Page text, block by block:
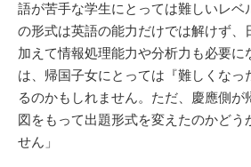
語が苦手な学生にとっては難しいレベ
の形式は英語の能力だけでは解けず、
加えて情報処理能力や分析力も必要に
は、帰国子女にとっては『難しくなっ
るのかもしれません。ただ、慶應側が
図をもって出題形式を変えたのかどう
せん」